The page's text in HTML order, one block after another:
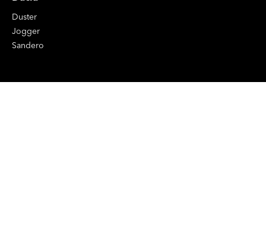
Duster
Jogger
Sandero